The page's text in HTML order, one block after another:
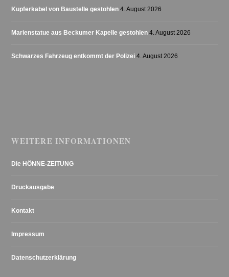
Kupferkabel von Baustelle gestohlen 4. August 2026
Marienstatue aus Beckumer Kapelle gestohlen 4. August 2026
Schwarzes Fahrzeug entkommt der Polizei 4. August 2026
WEITERE INFORMATIONEN
Die HÖNNE-ZEITUNG
Druckausgabe
Kontakt
Impressum
Datenschutzerklärung